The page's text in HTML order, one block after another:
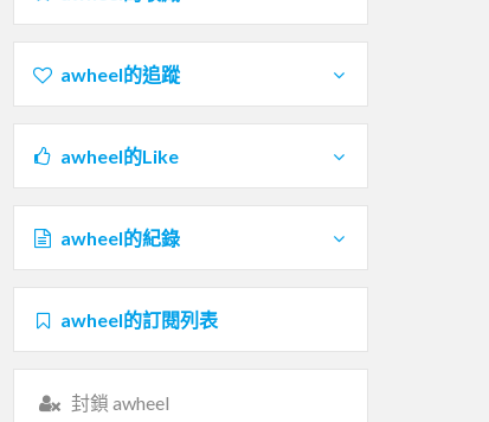
awheel的追蹤
awheel的Like
awheel的紀錄
awheel的訂閱列表
封鎖 awheel